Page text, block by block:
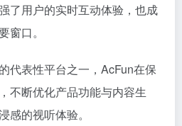
了用户的实时互动体验，也成
窗口。
代表性平台之一，AcFun在保
不断优化产品功能与内容生
感的视听体验。